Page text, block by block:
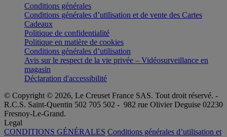
Conditions générales
Conditions générales d’utilisation et de vente des Cartes
Cadeaux
Politique de confidentialité
Politique en matière de cookies
Conditions générales d’utilisation
Avis sur le respect de la vie privée – Vidéosurveillance en
magasin
Déclaration d'accessibilité
© Copyright © 2026, Le Creuset France SAS. Tout droit réservé. -
R.C.S. Saint-Quentin 502 705 502 - 982 rue Olivier Deguise 02230
Fresnoy-Le-Grand.
Legal
CONDITIONS GÉNÉRALES Conditions générales d’utilisation et